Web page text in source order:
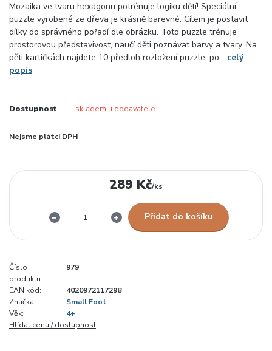
Mozaika ve tvaru hexagonu potrénuje logiku dětí! Speciální
puzzle vyrobené ze dřeva je krásně barevné. Cílem je postavit
dílky do správného pořadí dle obrázku. Toto puzzle trénuje
prostorovou představivost, naučí děti poznávat barvy a tvary. Na
pěti kartičkách najdete 10 předloh rozložení puzzle, po... celý
popis
Dostupnost skladem u dodavatele
Nejsme plátci DPH
289 Kč/ks
Přidat do košíku
Číslo
produktu:
979
EAN kód:
4020972117298
Značka:
Small Foot
Věk:
4+
Hlídat cenu / dostupnost